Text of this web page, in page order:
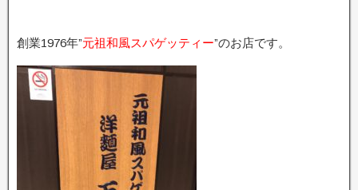
創業1976年”元祖和風スパゲッティー”のお店です。